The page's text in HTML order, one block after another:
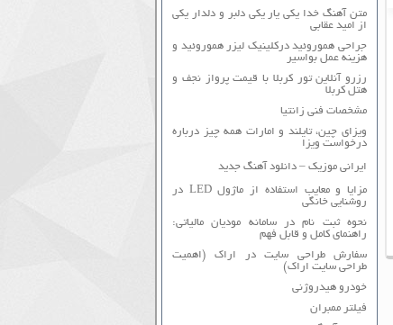
متن آهنگ خدا یکی یار یکی دلبر و دلدار یکی
از امید عقابی
جراحی هموروئید درکلینیک لیزر هموروئید و
هزینه عمل بواسیر
رزرو آنلاین تور کربلا با قیمت پرواز نجف و
هتل کربلا
مشخصات فنی زانتیا
ویزای چین، تایلند و امارات همه چیز درباره
درخواست ویزا
ایرانی موزیک – دانلود آهنگ جدید
مزایا و معایب استفاده از ماژول LED در
روشنایی خانگی
نحوه ثبت نام در سامانه مودیان مالیاتی:
راهنمای کامل و قابل فهم
سفارش طراحی سایت در اراک (اهمیت
طراحی سایت اراک)
خودرو هیدروژنی
فیلتر ممبران